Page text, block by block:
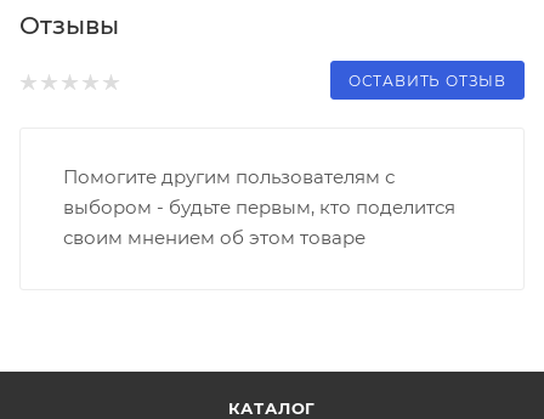
Отзывы
ОСТАВИТЬ ОТЗЫВ
Помогите другим пользователям с
выбором - будьте первым, кто поделится
своим мнением об этом товаре
КАТАЛОГ